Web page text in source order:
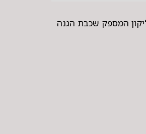
המספק שכבת הגנה